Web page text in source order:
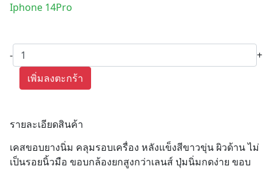
Iphone 14Pro
-
+
เพิ่มลงตะกร้า
รายละเอียดสินค้า
เคสขอบยางนิ่ม คลุมรอบเครื่อง หลังแข็งสีขาวขุ่น ผิวด้าน ไม่
เป็นรอยนิ้วมือ ขอบกล้องยกสูงกว่าเลนส์ ปุ่มนิ่มกดง่าย ขอบ